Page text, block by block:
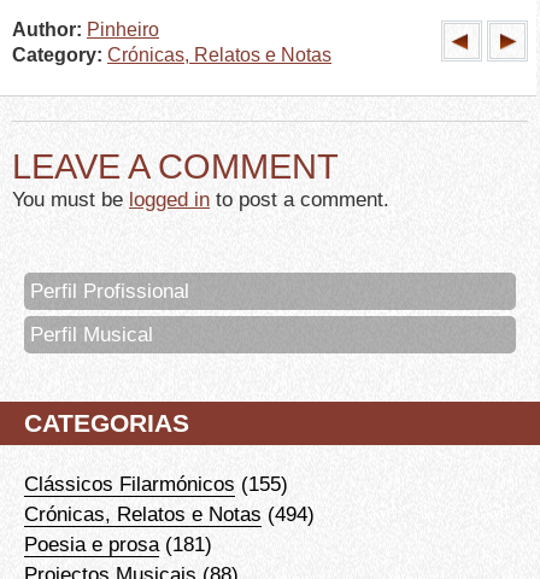
Author: Pinheiro
Category: Crónicas, Relatos e Notas
LEAVE A COMMENT
You must be logged in to post a comment.
Perfil Profissional
Perfil Musical
CATEGORIAS
Clássicos Filarmónicos (155)
Crónicas, Relatos e Notas (494)
Poesia e prosa (181)
Projectos Musicais (88)